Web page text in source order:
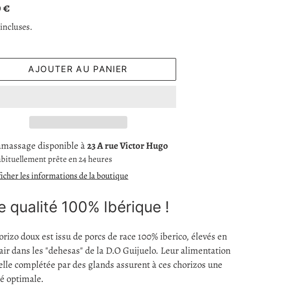
€
AJOUTER AU PANIER
disponible à23 A rue Victor Hugo
prête en 24 heures
les informations de la boutique
qualité 100% Ibérique !
doux est issu de porcs de race 100% iberico, élevés en
dans les "dehesas" de la D.O Guijuelo. Leur alimentation
complétée par des glands assurent à ces chorizos une
optimale.